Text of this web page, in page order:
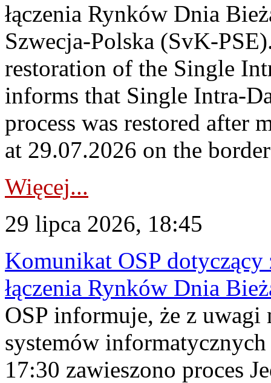
łączenia Rynków Dnia
Szwecja-Polska (SvK-
restoration of the Single
informs that Single Intra-
process was restored after
at 29.07.2026 on the
Więcej...
29 lipca 2026, 18:45
Komunikat OSP dotyczący
łączenia Rynków Dnia
OSP informuje, że z uwagi
systemów
17:30 zawieszono proces